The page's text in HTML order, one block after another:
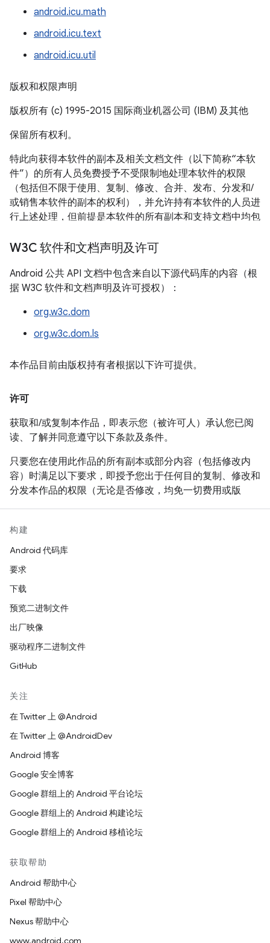
android.icu.math
android.icu.text
android.icu.util
版权和权限声明
版权所有 (c) 1995-2015 国际商业机器公司 (IBM) 及其他
保留所有权利。
特此向获得本软件的副本及相关文档文件（以下简称“本软
件”）的所有人员免费授予不受限制地处理本软件的权限
（包括但不限于使用、复制、修改、合并、发布、分发和/
或销售本软件的副本的权利），并允许持有本软件的人员进
行上述处理，但前提是本软件的所有副本和支持文档中均包
本软件按“原样”提供，不提供任何形式（明示或暗示）的保
证，包括但不限于针对适销性、特定用途适用性以及不对第
三方构成侵权的保证。在任何情况下，无论是在合同诉讼、
性能造成的以及与使用本软件或本软件的性能相关的任何索
赔，任何特殊、间接或结果性损害，或任何因本软件无法使
用、数据丢失或利润损失造成的损害，本声明中提到的版权
持有者均不承担任何责任。
授权的情况下，不得在广告中或以其他形式使用版权持有者
W3C 软件和文档声明及许可
Android 公共 API 文档中包含来自以下源代码库的内容（根
据 W3C 软件和文档声明及许可授权）：
org.w3c.dom
org.w3c.dom.ls
本作品目前由版权持有者根据以下许可提供。
许可
获取和/或复制本作品，即表示您（被许可人）承认您已阅
读、了解并同意遵守以下条款及条件。
只要您在使用此作品的所有副本或部分内容（包括修改内
容）时满足以下要求，即授予您出于任何目的复制、修改和
分发本作品的权限（无论是否修改，均免一切费用或版
明的全文内容。
在针对新代码或文档的版权声明中注明所做的任何更
改或修改，例如“本软件或文档中包含从 [W3C 文档的
名称或 URI] 复制的内容或根据 [W3C 文档的名称或
本作品按“原样”提供，且版权持有者不提供任何明示或暗示
用性或使用本软件或文档不会对任何第三方专利、版权、商
标或其他权利构成侵权的保证。
对于因使用本软件或文档造成的任何直接、间接、特殊或结
果性损害，版权持有者均不承担任何责任。
在未事先征得特定书面许可的情况下，不得在与本作品相关
作品包含的版权始终归版权持有者所有。
构建
Android 代码库
要求
下载
预览二进制文件
出厂映像
驱动程序二进制文件
GitHub
关注
在 Twitter 上 @Android
在 Twitter 上 @AndroidDev
Android 博客
Google 安全博客
Google 群组上的 Android 平台论坛
Google 群组上的 Android 构建论坛
Google 群组上的 Android 移植论坛
获取帮助
Android 帮助中心
Pixel 帮助中心
Nexus 帮助中心
www.android.com